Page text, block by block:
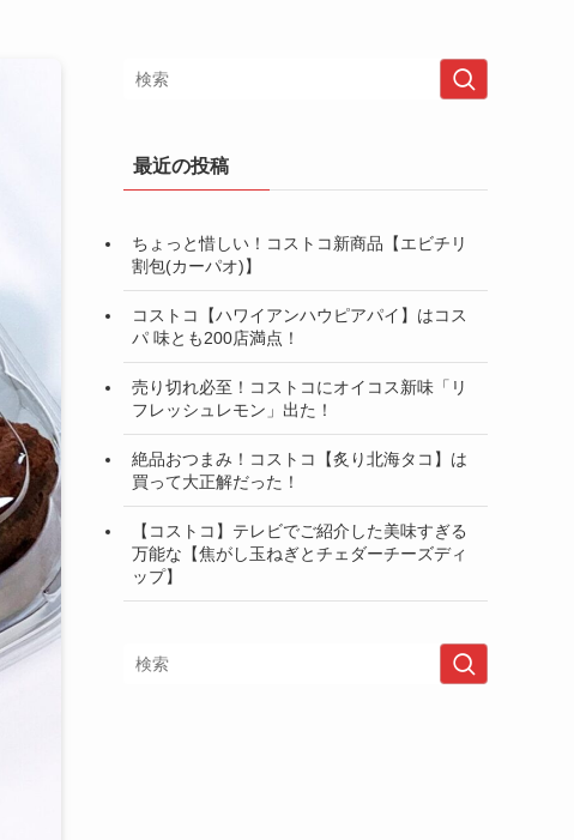
最近の投稿
ちょっと惜しい！コストコ新商品【エビチリ
割包(カーパオ)】
コストコ【ハワイアンハウピアパイ】はコス
パ 味とも200店満点！
売り切れ必至！コストコにオイコス新味「リ
フレッシュレモン」出た！
絶品おつまみ！コストコ【炙り北海タコ】は
買って大正解だった！
【コストコ】テレビでご紹介した美味すぎる
万能な【焦がし玉ねぎとチェダーチーズディ
ップ】